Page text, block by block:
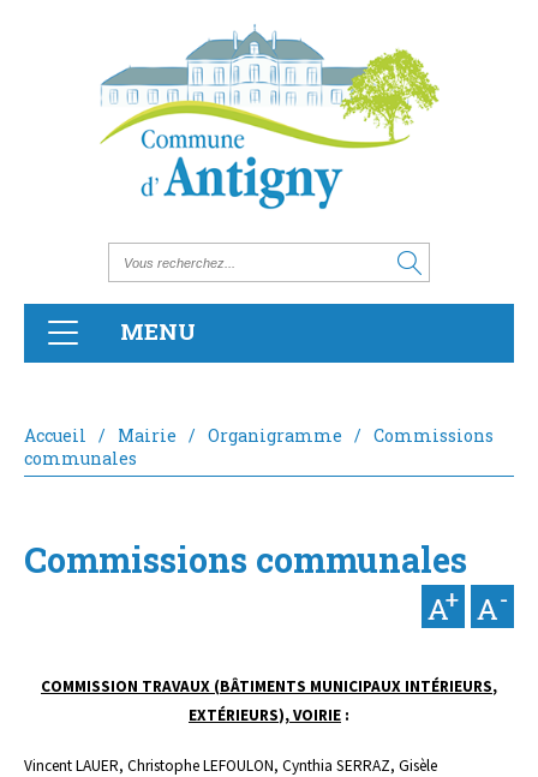
MENU
Accueil / Mairie / Organigramme / Commissions
communales
Commissions communales
COMMISSION TRAVAUX (BÂTIMENTS MUNICIPAUX INTÉRIEURS,
EXTÉRIEURS), VOIRIE :
Vincent LAUER, Christophe LEFOULON, Cynthia SERRAZ, Gisèle